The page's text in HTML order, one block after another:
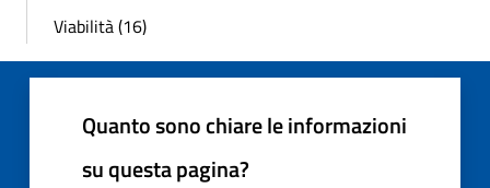
Viabilità (16)
Quanto sono chiare le informazioni
su questa pagina?